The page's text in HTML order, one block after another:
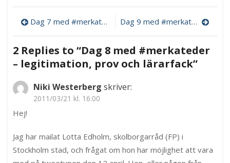
med
#merkateder
–
legitimation,
prov
lärarfack
Inläggsnavigering
Dag 7 med #merkateder – omsorg eller skola och riksmöte Dag 9 med #merkateder – tre talare klara till tweetup
2 Replies to “Dag 8 med #merkateder
– legitimation, prov och lärarfack”
Niki Westerberg skriver:
2011/03/21 kl. 16:00
Hej!
Jag har mailat Lotta Edholm, skolborgarråd (FP) i
Stockholm stad, och frågat om hon har möjlighet att vara